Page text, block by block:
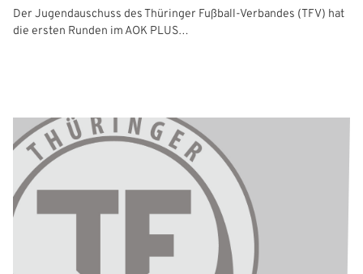
Der Jugendauschuss des Thüringer Fußball-Verbandes (TFV) hat
die ersten Runden im AOK PLUS…